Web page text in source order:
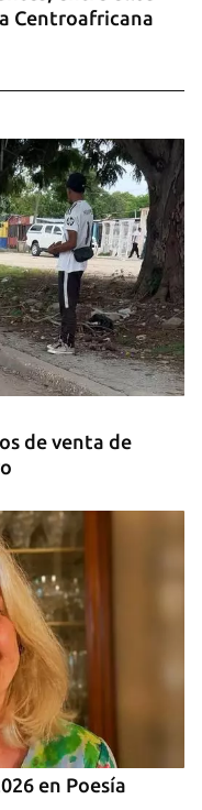
Centroafricana
del Amazon
de venta de
en Poesía